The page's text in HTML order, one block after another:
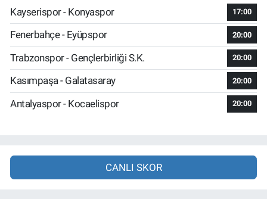
Kayserispor - Konyaspor
17:00
Fenerbahçe - Eyüpspor 20:00
Trabzonspor - Gençlerbirliği S.K. 20:00
Kasımpaşa - Galatasaray 20:00
Antalyaspor - Kocaelispor 20:00
CANLI SKOR